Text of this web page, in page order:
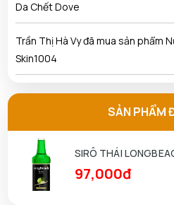
Da Chết Dove
Trần Thị Hà Vy đã mua sản phẩm
Skin1004
Ngô Thủy Phương Tâm đã mua
Nguyễn Anh Khương đã mua sản
3CE Sepia
Nguyễn Kha đã mua sản phẩm
SẢN PHẨM
SIRÔ THÁI
97,000đ